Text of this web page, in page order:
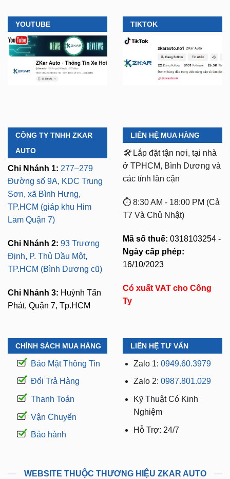
YOUTUBE TIKTOK
CÔNG TY TNHH ZKAR
AUTO
Chi Nhánh 1: 277–279
Đường số 9A, KDC Trung
Sơn, xã Bình Hưng,
TP.HCM (giáp khu Him
Lam Quận 7)
Chi Nhánh 2: 93 Trương
Định, P. Thủ Dầu Một,
TP.HCM (Bình Dương cũ)
Chi Nhánh 3: Huỳnh Tấn
Phát, Quận 7, Tp.HCM
LIÊN HỆ MUA HÀNG
🛠️ Lắp đặt tận nơi, tại nhà
ở TPHCM, Bình Dương và
các tỉnh lân cận
⏱️ 8:30 AM - 18:00 PM (Cả
T7 Và Chủ Nhật)
Mã số thuế: 0318103254 -
Ngày cấp phép:
16/10/2023
Có xuất VAT cho Công
Ty
CHÍNH SÁCH MUA HÀNG
Bảo Mật Thông Tin
Đổi Trả Hàng
Thanh Toán
Vận Chuyển
Bảo hành
LIÊN HỆ TƯ VẤN
Zalo 1: 0949.60.3979
Zalo 2: 0987.801.029
Kỹ Thuật Có Kinh
Nghiệm
Hỗ Trợ: 24/7
WEBSITE THUỘC THƯƠNG HIỆU ZKAR AUTO